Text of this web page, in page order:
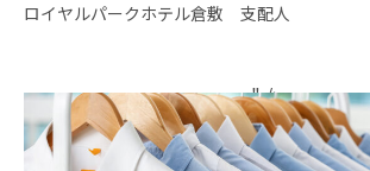
ロイヤルパークホテル倉敷 支配人
" />